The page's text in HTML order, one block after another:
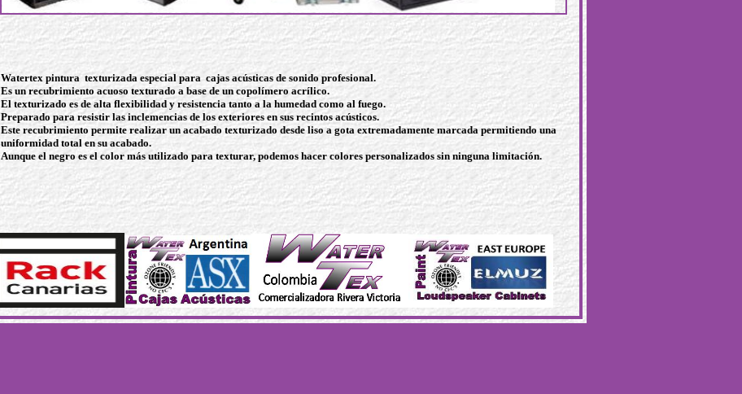
Watertex pintura texturizada especial para cajas acústicasde sonido profesional.
Es un recubrimiento acuoso texturado a base de un copolímero acrílico.
El texturizado es de alta flexibilidad y resistencia tanto a la humedad como al fuego.
Preparado para resistir las inclemencias de los exteriores en sus recintos acústicos.
Este recubrimiento permite realizar un acabado texturizado desde liso a gota extremadamente marcada permitiendo una
uniformidad total en su acabado.
Aunque el negro es el color más utilizado para texturar, podemos hacer colores personalizados sin ninguna limitación.